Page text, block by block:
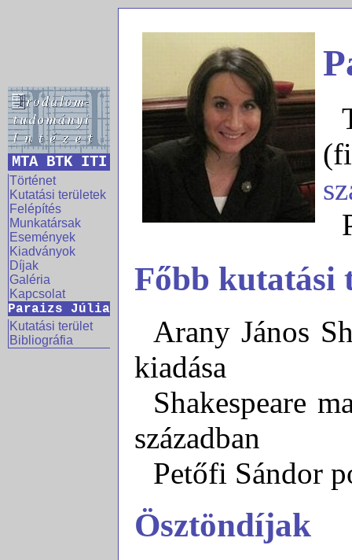
MTA BTK ITI
Történet
Kutatási területek
Felépítés
Munkatársak
Események
Kiadványok
Díjak
Galéria
Kapcsolat
Paraizs Júlia
Kutatási terület
Bibliográfia
Főbb kutatási
Arany János
kiadása
Shakespeare
században
Petőfi Sándor
Ösztöndíjak